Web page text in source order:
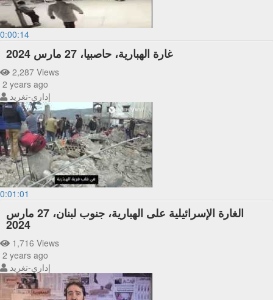
0:00:14
غارة الهبارية، حاصبيا، 27 مارس 2024
2,287 Views
2 years ago
إداري-تغريد
0:01:01
الغارة الإسرائيلية على الهبارية، جنوب لبنان، 27 مارس
2024
1,716 Views
2 years ago
إداري-تغريد